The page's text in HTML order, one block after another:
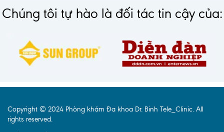
Chúng tôi tự hào là đối tác tin cậy của:
Copyright © 2024 Phòng khám Đa khoa Dr. Binh Tele_Clinic. All
rights reserved.